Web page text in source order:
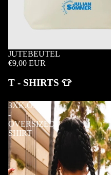
JUTEBEUTEL
€9,00 EUR
T - SHIRTS 👕
3XK.O.
-
OVERSIZED
SHIRT